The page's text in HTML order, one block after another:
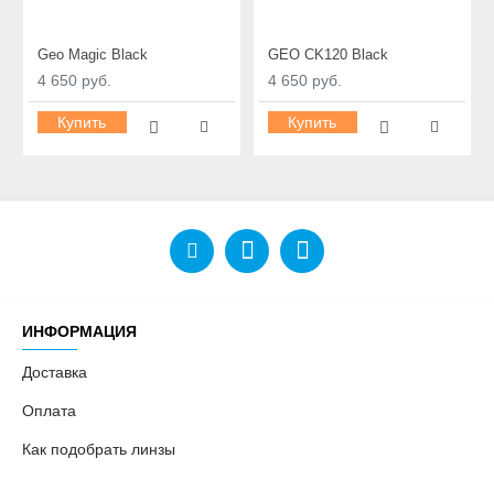
Geo Magic Black
4 650 руб.
Купить
GEO CK120 Black
4 650 руб.
Купить
ИНФОРМАЦИЯ
Доставка
Оплата
Как подобрать линзы